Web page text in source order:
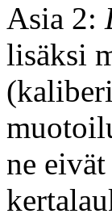
Asia 2:
lisäksi
ne